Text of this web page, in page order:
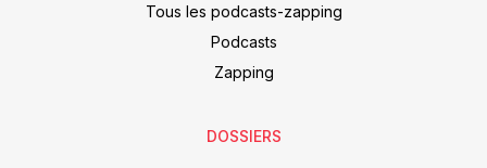
Tous les podcasts-zapping
Podcasts
Zapping
DOSSIERS